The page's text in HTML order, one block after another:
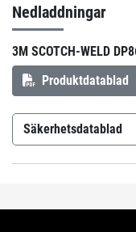
Nedladdningar
3M SCOTCH-WELD
Produktdatablad
Säkerhetsdatablad
3M Scotch-